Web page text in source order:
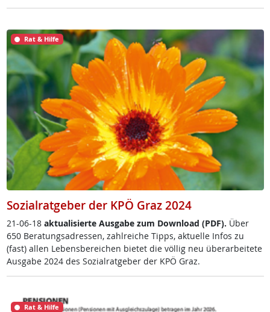
Rat & Hilfe
Sozialratgeber der KPÖ Graz 2024
21-06-18 ak­tua­li­sier­te Aus­ga­be zum Down­load (PDF). Über
650 Be­ra­tungsadres­sen, zahl­rei­che Tipps, ak­tu­el­le In­fos zu
(fast) al­len Le­bens­be­rei­chen bie­tet die völ­lig neu über­ar­bei­te­te
Aus­ga­be 2024 des So­zial­rat­ge­ber der KPÖ Graz.
Rat & Hilfe